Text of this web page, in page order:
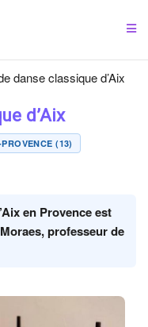
danse classique d’Aix
d’Aix
(13)
en Provence est
professeur de